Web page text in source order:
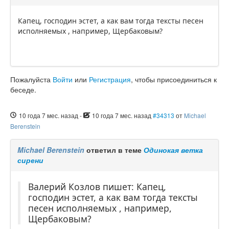
Капец, господин эстет, а как вам тогда тексты песен
исполняемых , например, Щербаковым?
Пожалуйста Войти или Регистрация, чтобы присоединиться к
беседе.
10 года 7 мес. назад - 10 года 7 мес. назад #34313 от Michael
Berenstein
Michael Berenstein ответил в теме Одинокая ветка
сирени
Валерий Козлов пишет: Капец,
господин эстет, а как вам тогда тексты
песен исполняемых , например,
Щербаковым?